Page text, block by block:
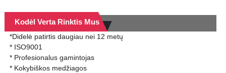
Kodėl Verta Rinktis Mus
*Didelė patirtis daugiau nei 12 metų
* ISO9001
* Profesionalus gamintojas
* Kokybiškos medžiagos